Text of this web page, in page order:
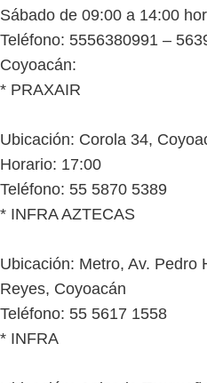
Sábado de 09:00 a 14:00
Teléfono: 5556380991 –
Coyoacán:
* PRAXAIR
Ubicación: Corola 34,
Horario: 17:00
Teléfono: 55 5870 5389
* INFRA AZTECAS
Ubicación: Metro, Av. Pedro
Reyes, Coyoacán
Teléfono: 55 5617 1558
* INFRA